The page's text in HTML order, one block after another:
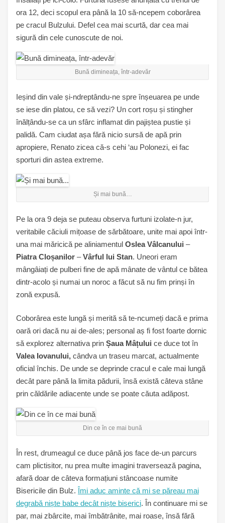
ora 12, deci scopul era până la 10 să-ncepem coborârea
pe cracul Bulzului. Defel cea mai scurtă, dar cea mai
sigură din cele cunoscute de noi.
Bună dimineața, într-adevăr
Ieșind din vale și-ndreptându-ne spre înșeuarea pe unde
se iese din platou, ce să vezi? Un cort roșu și stingher
înălțându-se ca un sfârc inflamat din pajiștea pustie și
palidă. Cam ciudat așa fără nicio sursă de apă prin
apropiere, Renato zicea că-s cehi ‘au Polonezi, ei fac
sporturi din astea extreme.
Și mai bună…
Pe la ora 9 deja se puteau observa furtuni izolate-n jur,
veritabile căciuli mițoase de sărbătoare, unite mai apoi într-
una mai măricică pe aliniamentul Oslea Vâlcanului –
Piatra Cloșanilor –Vârful lui Stan. Uneori eram
mângâiați de pulberi fine de apă mânate de vântul ce bătea
dintr-acolo și numai un noroc a făcut să nu fim prinși în
zonă expusă.
Coborârea este lungă și merită să te-ncumeți dacă e prima
oară ori dacă nu ai de-ales; personal aș fi fost foarte dornic
să explorez alternativa prin Șaua Mâțului ce duce tot în
Valea Iovanului, cândva un traseu marcat, actualmente
oficial închis. De unde se deprinde cracul e cale mai lungă
decât pare până la limita pădurii, însă există câteva stâne
prin căldările adiacente unde se poate căuta adăpost.
Din ce în ce mai bună
În rest, drumeagul ce duce până jos face de-un parcurs
cam plictisitor, nu prea multe imagini traversează pagina,
afară doar de câteva formațiuni stâncoase numite
Bisericile din Bulz. Îmi aduc aminte că mi se păreau mai
degrabă niște babe decât niște biserici. În continuare mi se
par, mai zbârcite, mai îmbătrânite, mai roase, însă fără